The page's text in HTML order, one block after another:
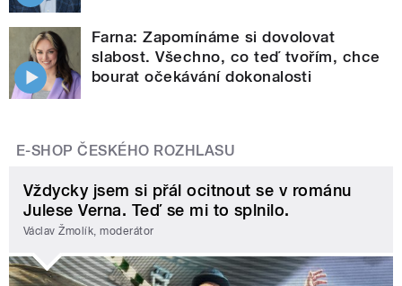
Farna: Zapomínáme si dovolovat
slabost. Všechno, co teď tvořím, chce
bourat očekávání dokonalosti
E-SHOP ČESKÉHO ROZHLASU
Vždycky jsem si přál ocitnout se v románu
Julese Verna. Teď se mi to splnilo.
Václav Žmolík, moderátor